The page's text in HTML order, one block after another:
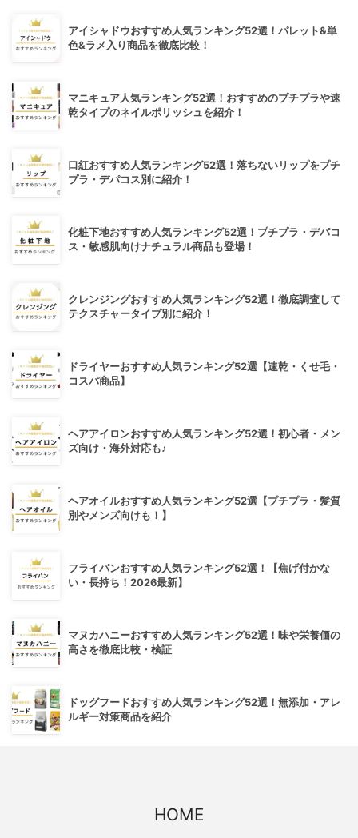
アイシャドウおすすめ人気ランキング52選！パレット&単
色&ラメ入り商品を徹底比較！
マニキュア人気ランキング52選！おすすめのプチプラや速
乾タイプのネイルポリッシュを紹介！
口紅おすすめ人気ランキング52選！落ちないリップをプチ
プラ・デパコス別に紹介！
化粧下地おすすめ人気ランキング52選！プチプラ・デパコ
ス・敏感肌向けナチュラル商品も登場！
クレンジングおすすめ人気ランキング52選！徹底調査して
テクスチャータイプ別に紹介！
ドライヤーおすすめ人気ランキング52選【速乾・くせ毛・
コスパ商品】
ヘアアイロンおすすめ人気ランキング52選！初心者・メン
ズ向け・海外対応も♪
ヘアオイルおすすめ人気ランキング52選【プチプラ・髪質
別やメンズ向けも！】
フライパンおすすめ人気ランキング52選！【焦げ付かな
い・長持ち！2026最新】
マヌカハニーおすすめ人気ランキング52選！味や栄養価の
高さを徹底比較・検証
ドッグフードおすすめ人気ランキング52選！無添加・アレ
ルギー対策商品を紹介
HOME